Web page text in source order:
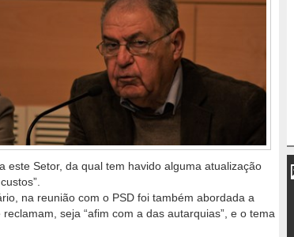
este Setor, da qual tem havido alguma atualização
na reunião com o PSD foi também abordada a
seja “afim com a das autarquias”, e o tema